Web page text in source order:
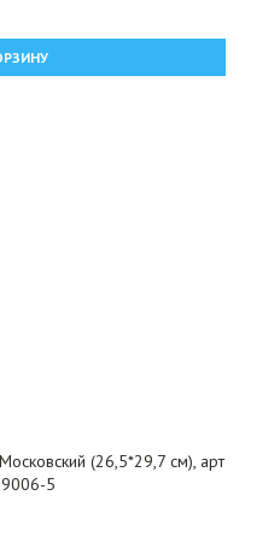
(26,5*29,7 см), арт
5